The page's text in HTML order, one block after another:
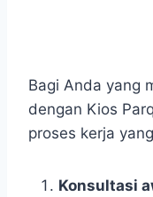
Bagi Anda yang
dengan Kios
proses kerja
Konsultasi